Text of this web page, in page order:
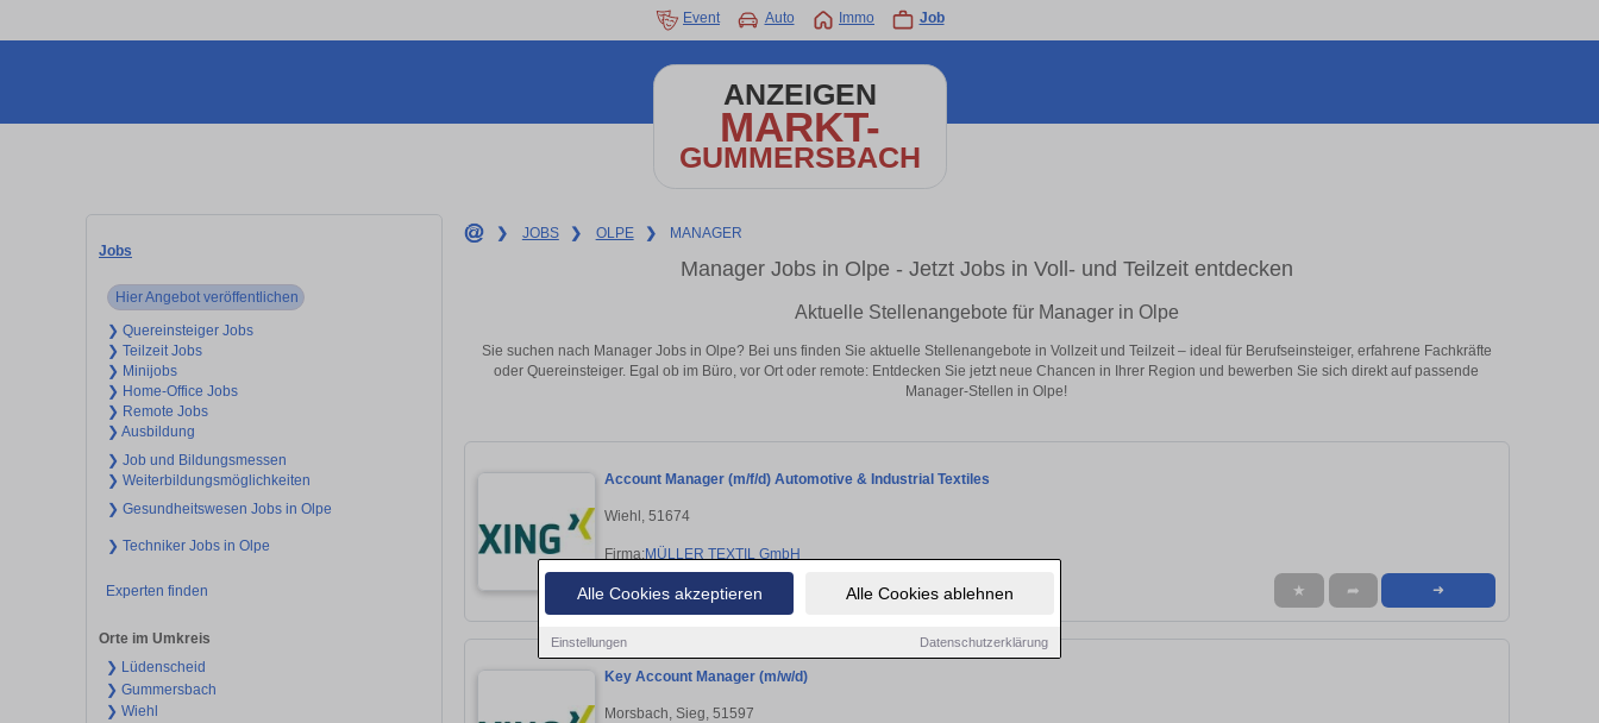
Alle Cookies akzeptieren Alle Cookies ablehnen
Einstellungen Datenschutzerklärung
Event Auto Immo Job
ANZEIGEN
MARKT-
GUMMERSBACH
Jobs
Hier Angebot veröffentlichen
❯ Quereinsteiger Jobs
❯ Teilzeit Jobs
❯ Minijobs
❯ Home-Office Jobs
❯ Remote Jobs
❯ Ausbildung
❯ Job und Bildungsmessen
❯ Weiterbildungsmöglichkeiten
❯ Gesundheitswesen Jobs in Olpe
❯ Techniker Jobs in Olpe
Experten finden
Orte im Umkreis
❯ Lüdenscheid
❯ Gummersbach
❯ Wiehl
❯ JOBS ❯ OLPE ❯ MANAGER
Manager Jobs in Olpe - Jetzt Jobs in Voll- und Teilzeit entdecken
Aktuelle Stellenangebote für Manager in Olpe
Sie suchen nach Manager Jobs in Olpe? Bei uns finden Sie aktuelle Stellenangebote in Vollzeit und Teilzeit – ideal für Berufseinsteiger, erfahrene Fachkräfte
oder Quereinsteiger. Egal ob im Büro, vor Ort oder remote: Entdecken Sie jetzt neue Chancen in Ihrer Region und bewerben Sie sich direkt auf passende
Manager-Stellen in Olpe!
Account Manager (m/f/d) Automotive & Industrial Textiles
Wiehl, 51674
Firma:MÜLLER TEXTIL GmbH
★ ➦ ➜
Key Account Manager (m/w/d)
Morsbach, Sieg, 51597